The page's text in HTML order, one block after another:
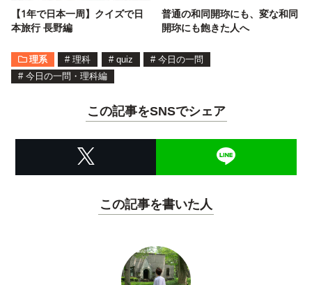
【1年で日本一周】クイズで日
本旅行 長野編
普通の和同開珎にも、変な和同
開珎にも飽きた人へ
理系 # 理科 # quiz # 今日の一問
# 今日の一問・理科編
この記事をSNSでシェア
この記事を書いた人